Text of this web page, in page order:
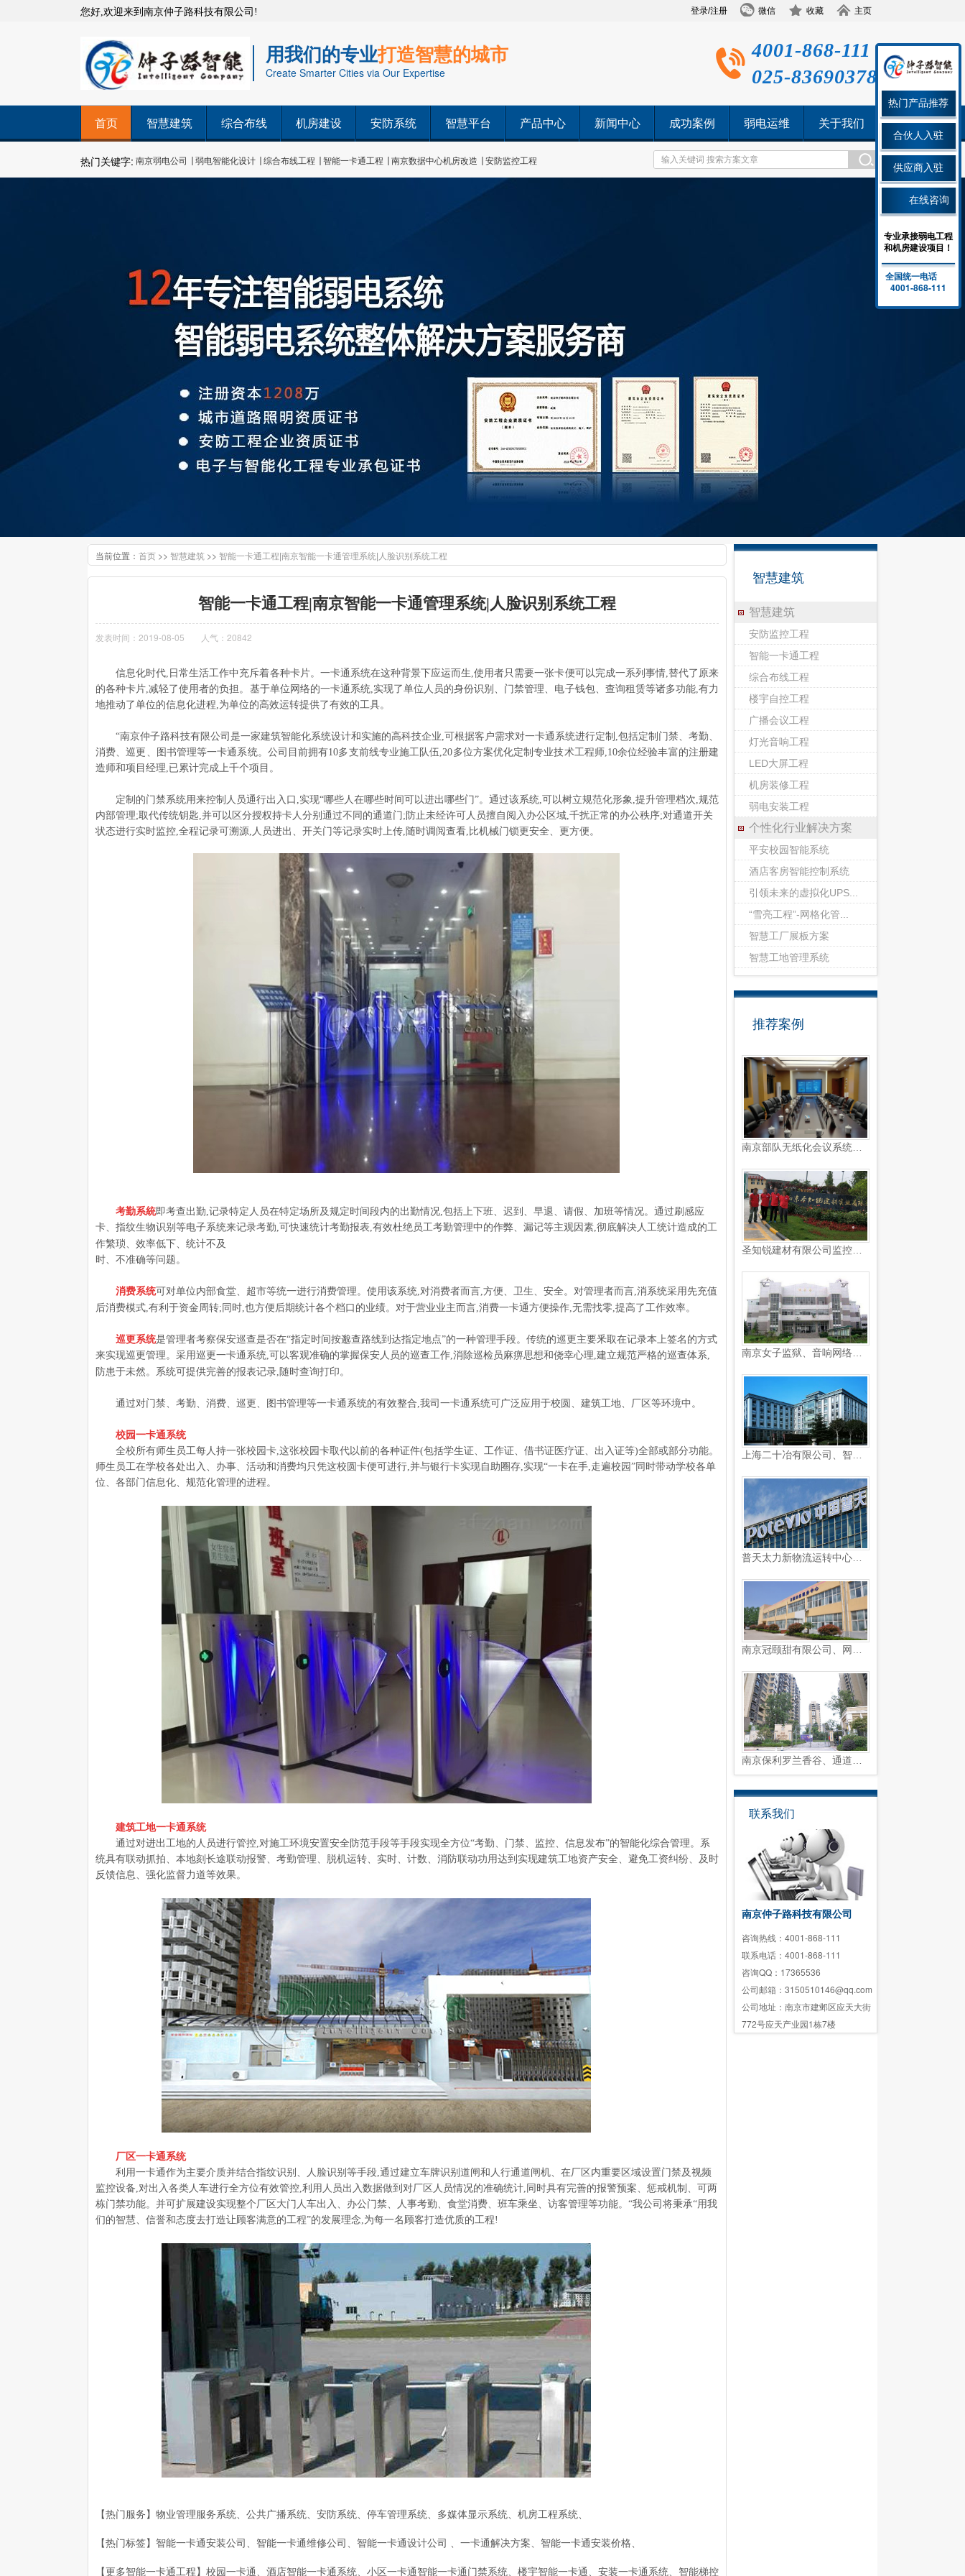
您好,欢迎来到南京仲子路科技有限公司! 登录/注册 微信 收藏 主页
用我们的专业打造智慧的城市
Create Smarter Cities via Our Expertise
4001-868-111
025-83690378
首页 智慧建筑 综合布线 机房建设 安防系统 智慧平台 产品中心 新闻中心 成功案例 弱电运维 关于我们
热门关键字: 南京弱电公司 弱电智能化设计 综合布线工程 智能一卡通工程 南京数据中心机房改造 安防监控工程
智慧建筑
智慧建筑
安防监控工程
智能一卡通工程
综合布线工程
楼宇自控工程
广播会议工程
灯光音响工程
LED大屏工程
机房装修工程
弱电安装工程
个性化行业解决方案
平安校园智能系统
酒店客房智能控制系统
引领未来的虚拟化UPS...
“雪亮工程”-网格化管...
智慧工厂展板方案
智慧工地管理系统
推荐案例
南京部队无纸化会议系统和L...
上海二十冶有限公司、智能化...
联系我们
南京仲子路科技有限公司
咨询热线：4001-868-111
联系电话：4001-868-111
咨询QQ：17365536
公司邮箱：3150510146@qq.com
公司地址：南京市建邺区应天大街
772号应天产业园1栋7楼
当前位置： 首页 >> 智慧建筑 >> 智能一卡通工程|南京智能一卡通管理系统|人脸识别系统工程
智能一卡通工程|南京智能一卡通管理系统|人脸识别系统工程
发表时间：2019-08-05 人气：20842
信息化时代,日常生活工作中充斥着各种卡片。一卡通系统在这种背景下应运而生,使用者只需要一张卡便可以完成一系列事情,替代了原来
的各种卡片,减轻了使用者的负担。基于单位网络的一卡通系统,实现了单位人员的身份识别、门禁管理、电子钱包、查询租赁等诸多功能,有力
地推动了单位的信息化进程,为单位的高效运转提供了有效的工具。
“南京仲子路科技有限公司是一家建筑智能化系统设计和实施的高科技企业,可根据客户需求对一卡通系统进行定制,包括定制门禁、考勤、
消费、巡更、图书管理等一卡通系统。公司目前拥有10多支前线专业施工队伍,20多位方案优化定制专业技术工程师,10余位经验丰富的注册建
造师和项目经理,已累计完成上千个项目。
定制的门禁系统用来控制人员通行出入口,实现“哪些人在哪些时间可以进出哪些门”。通过该系统,可以树立规范化形象,提升管理档次,规范
内部管理;取代传统钥匙,并可以区分授权持卡人分别通过不同的通道门;防止未经许可人员擅自阅入办公区域,千扰正常的办公秩序;对通道开关
状态进行实时监控,全程记录可溯源,人员进出、开关门等记录实时上传,随时调阅查看,比机械门锁更安全、更方便。
考勤系統即考查出勤,记录特定人员在特定场所及规定时间段内的出勤情况,包括上下班、迟到、早退、请假、加班等情况。通过刷感应
卡、指纹生物识别等电子系统来记录考勤,可快速统计考勤报表,有效杜绝员工考勤管理中的作弊、漏记等主观因素,彻底解决人工统计造成的工
作繁琐、效率低下、统计不及
时、不准确等问题。
消费系统可对单位内部食堂、超市等统一进行消费管理。使用该系统,对消费者而言,方便、卫生、安全。对管理者而言,消系统采用先充值
后消费模式,有利于资金周转;同时,也方便后期统计各个档口的业绩。对于营业业主而言,消费一卡通方便操作,无需找零,提高了工作效率。
巡更系统是管理者考察保安巡查是否在“指定时间按邈查路线到达指定地点”的一种管理手段。传统的巡更主要釆取在记录本上签名的方式
来实现巡更管理。采用巡更一卡通系统,可以客观准确的掌握保安人员的巡查工作,消除巡检员麻痹思想和侥幸心理,建立规范严格的巡查体系,
防患于未然。系统可提供完善的报表记录,随时查询打印。
通过对门禁、考勤、消费、巡更、图书管理等一卡通系统的有效整合,我司一卡通系统可广泛应用于校圆、建筑工地、厂区等环境中。
校园一卡通系统
全校所有师生员工每人持一张校园卡,这张校园卡取代以前的各种证件(包括学生证、工作证、借书证医疗证、出入证等)全部或部分功能。
师生员工在学校各处出入、办事、活动和消费均只凭这校圆卡便可进行,并与银行卡实现自助圈存,实现“一卡在手,走遍校园”同时带动学校各单
位、各部门信息化、规范化管理的进程。
建筑工地一卡通系统
通过对进出工地的人员进行管控,对施工环境安置安全防范手段等手段实现全方位“考勤、门禁、监控、信息发布”的智能化综合管理。系
统具有联动抓拍、本地刻长途联动报警、考勤管理、脱机运转、实时、计数、消防联动功用达到实现建筑工地资产安全、避免工资纠纷、及时
反馈信息、强化监督力道等效果。
厂区一卡通系统
利用一卡通作为主要介质并结合指纹识别、人脸识别等手段,通过建立车牌识别道闸和人行通道闸机、在厂区内重要区域设置门禁及视频
监控设备,对出入各类人车进行全方位有效管控,利用人员出入数据做到对厂区人员情况的准确统计,同时具有完善的报警预案、惩戒机制、可两
栋门禁功能。并可扩展建设实现整个厂区大门人车出入、办公门禁、人事考勤、食堂消费、班车乘坐、访客管理等功能。“我公司将秉承“用我
们的智慧、信誉和态度去打造让顾客满意的工程”的发展理念,为每一名顾客打造优质的工程!
【热门服务】物业管理服务系统、公共广播系统、安防系统、停车管理系统、多媒体显示系统、机房工程系统、
【热门标签】智能一卡通安装公司、智能一卡通维修公司、智能一卡通设计公司 、一卡通解决方案、智能一卡通安装价格、
【更多智能一卡通工程】校园一卡通、酒店智能一卡通系统、小区一卡通智能一卡通门禁系统、楼宇智能一卡通、安装一卡通系统、智能梯控
热门产品推荐
合伙人入驻
供应商入驻
在线咨询
专业承接弱电工程
和机房建设项目！
全国统一电话
4001-868-111